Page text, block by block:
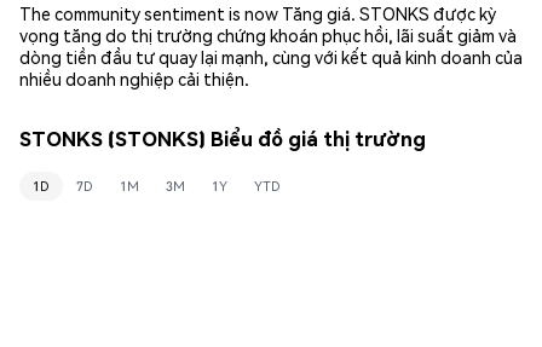
The community sentiment is now Tăng giá. STONKS được kỳ
vọng tăng do thị trường chứng khoán phục hồi, lãi suất giảm và
dòng tiền đầu tư quay lại mạnh, cùng với kết quả kinh doanh của
nhiều doanh nghiệp cải thiện.
STONKS (STONKS) Biểu đồ giá thị trường
1D 7D 1M 3M 1Y YTD